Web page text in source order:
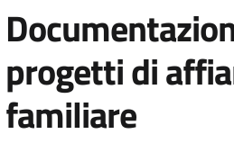
progetti di
familiare